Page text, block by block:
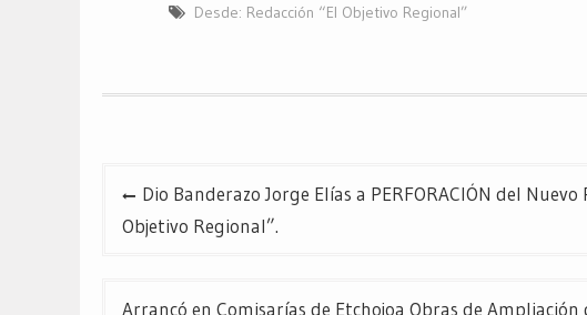
(Se (Se (Se
Desde: Redacción “El Objetivo Regional”
Navegación
de
Dio Banderazo Jorge Elías a PERFORACIÓN del Nuevo
Objetivo Regional”.
Arrancó en Comisarías de Etchojoa Obras de